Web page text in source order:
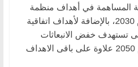
المساهمة في أهداف منظمة
الامم المتحدة لعام 2030، بالإضافة لأهداف اتفاقية
تستهدف خفض الانبعاثات
الضارة بحلول عام 2050 علاوة على باقى الاهداف